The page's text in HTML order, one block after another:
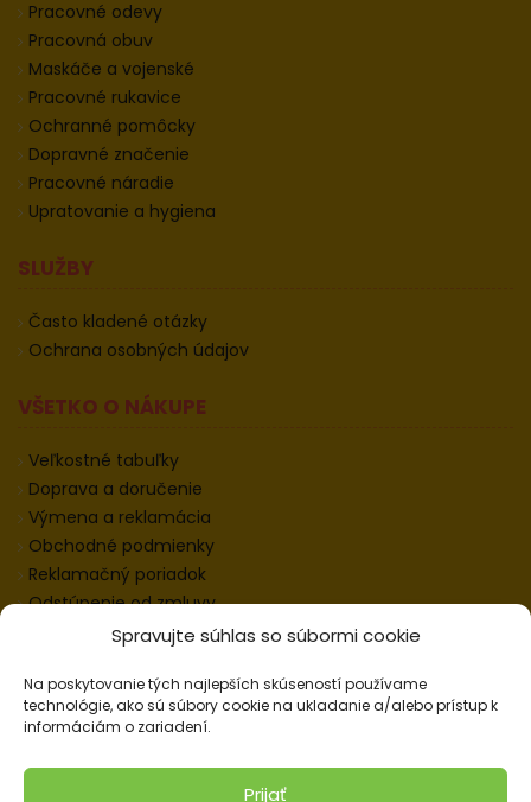
Spravujte súhlas so súbormi cookie
Na poskytovanie tých najlepších skúseností používame
technológie, ako sú súbory cookie na ukladanie a/alebo prístup k
informáciám o zariadení.
Prijať
Pracovné odevy
Pracovná obuv
Maskáče a vojenské
Pracovné rukavice
Ochranné pomôcky
Dopravné značenie
Pracovné náradie
Upratovanie a hygiena
SLUŽBY
Často kladené otázky
Ochrana osobných údajov
VŠETKO O NÁKUPE
Veľkostné tabuľky
Doprava a doručenie
Výmena a reklamácia
Obchodné podmienky
Reklamačný poriadok
Odstúpenie od zmluvy
Informácie k odstúpeniu
Nastavenie cookies
vyhradené.